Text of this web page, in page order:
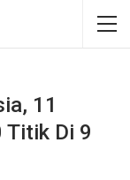
11
Titik Di 9